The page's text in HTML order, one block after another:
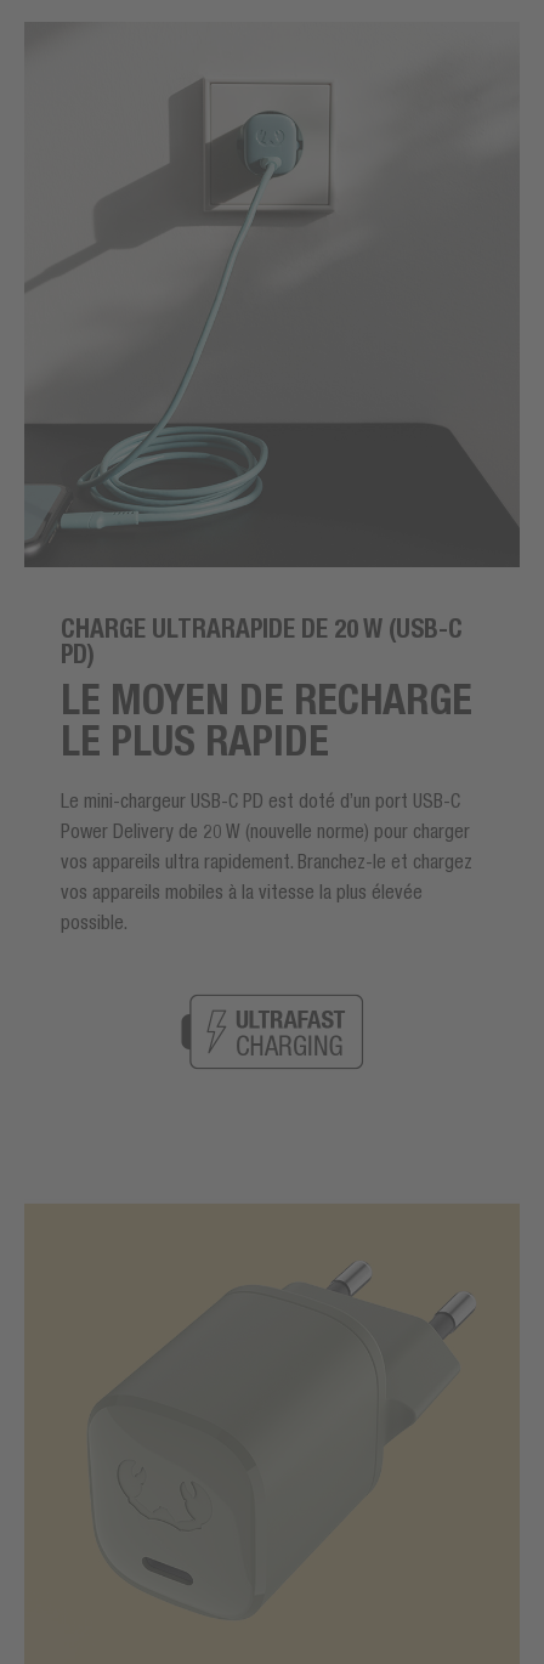
CHARGE ULTRARAPIDE DE 20 W (USB-C
PD)
LE MOYEN DE RECHARGE
LE PLUS RAPIDE
Le mini-chargeur USB-C PD est doté d’un port USB-C
Power Delivery de 20 W (nouvelle norme) pour charger
vos appareils ultra rapidement. Branchez-le et chargez
vos appareils mobiles à la vitesse la plus élevée
possible.